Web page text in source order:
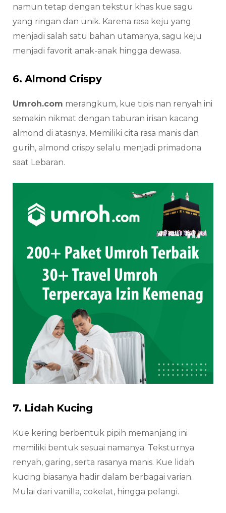
namun tetap dengan tekstur khas kue sagu
yang ringan dan unik. Karena rasa keju yang
menjadi salah satu bahan utamanya, sagu keju
menjadi favorit anak-anak hingga dewasa.
6. Almond Crispy
Umroh.com merangkum, kue tipis nan renyah ini
semakin nikmat dengan taburan irisan kacang
almond di atasnya. Memiliki cita rasa manis dan
gurih, almond crispy selalu menjadi primadona
saat Lebaran.
7. Lidah Kucing
Kue kering berbentuk pipih memanjang ini
memiliki bentuk sesuai namanya. Teksturnya
renyah, garing, serta rasanya manis. Kue lidah
kucing biasanya hadir dalam berbagai varian.
Mulai dari vanilla, cokelat, hingga pelangi.